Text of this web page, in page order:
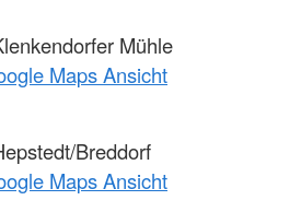
Mühle
Maps Ansicht
Breddorf
Maps Ansicht